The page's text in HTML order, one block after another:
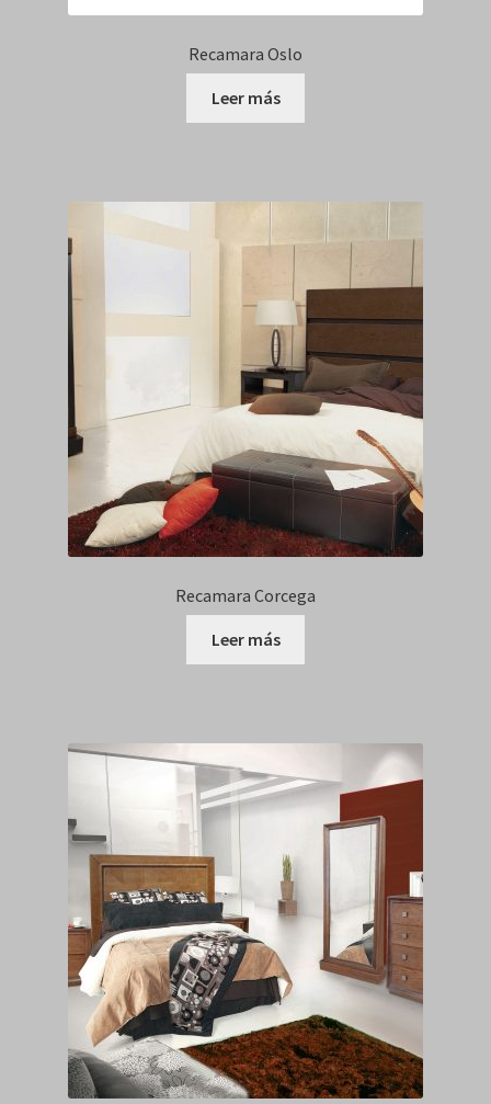
Recamara Oslo
Leer más
Recamara Corcega
Leer más